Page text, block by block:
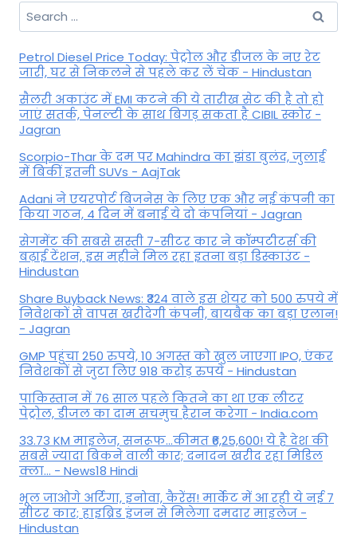
Search
for:
Petrol Diesel Price Today: पेट्रोल और डीजल के नए रेट
जारी, घर से निकलने से पहले कर लें चेक - Hindustan
सैलरी अकाउंट में EMI कटने की ये तारीख सेट की है तो हो
जाएं सतर्क, पेनल्टी के साथ बिगड़ सकता है CIBIL स्कोर -
Jagran
Scorpio-Thar के दम पर Mahindra का झंडा बुलंद, जुलाई
में बिकीं इतनी SUVs - AajTak
Adani ने एयरपोर्ट बिजनेस के लिए एक और नई कंपनी का
किया गठन, 4 दिन में बनाई ये दो कंपनियां - Jagran
सेगमेंट की सबसे सस्ती 7-सीटर कार ने कॉम्पटीटर्स की
बढ़ाई टेंशन, इस महीने मिल रहा इतना बड़ा डिस्काउंट -
Hindustan
Share Buyback News: ₹324 वाले इस शेयर को 500 रुपये में
निवेशकों से वापस खरीदेगी कंपनी, बायबैक का बड़ा एलान!
- Jagran
GMP पहुंचा 250 रुपये, 10 अगस्त को खुल जाएगा IPO, एंकर
निवेशकों से जुटा लिए 918 करोड़ रुपये - Hindustan
पाकिस्तान में 76 साल पहले कितने का था एक लीटर
पेट्रोल, डीजल का दाम सचमुच हैरान करेगा - India.com
33.73 KM माइलेज, सनरूफ...कीमत ₹6,25,600! ये है देश की
सबसे ज्यादा बिकने वाली कार; दनादन खरीद रहा मिडिल
क्ला... - News18 Hindi
भूल जाओगे अर्टिगा, इनोवा, कैरेंस! मार्केट में आ रही ये नई 7
सीटर कार; हाइब्रिड इंजन से मिलेगा दमदार माइलेज -
Hindustan